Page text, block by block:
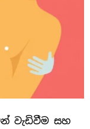
වැඩිවීම සහ